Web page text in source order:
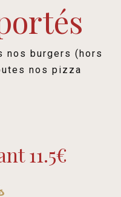
nos burgers (hors
nos pizza
11.5€